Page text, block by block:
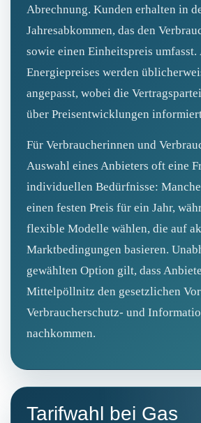
Abrechnung. Kunden erhalten in
Jahresabkommen, das den
sowie einen Einheitspreis umfasst.
Energiepreises werden
angepasst, wobei die
über Preisentwicklungen
Für Verbraucherinnen und
Auswahl eines Anbieters oft eine
individuellen Bedürfnisse:
einen festen Preis für ein Jahr,
flexible Modelle wählen, die auf
Marktbedingungen basieren.
gewählten Option gilt, dass
Mittelpöllnitz den gesetzlichen
Verbraucherschutz- und
nachkommen.
Tarifwahl bei Gas